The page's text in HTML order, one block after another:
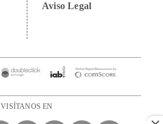
Aviso Legal
VISÍTANOS EN